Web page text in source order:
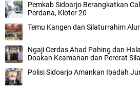
Pemkab Sidoarjo Berangkatkan
Perdana, Kloter 20
Temu Kangen dan Silaturrahim
Ngaji Cerdas Ahad Pahing dan
Doakan Keamanan dan Pererat
Polisi Sidoarjo Amankan Ibadah